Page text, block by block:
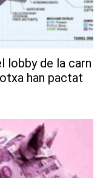
lobby de la carn
han pactat